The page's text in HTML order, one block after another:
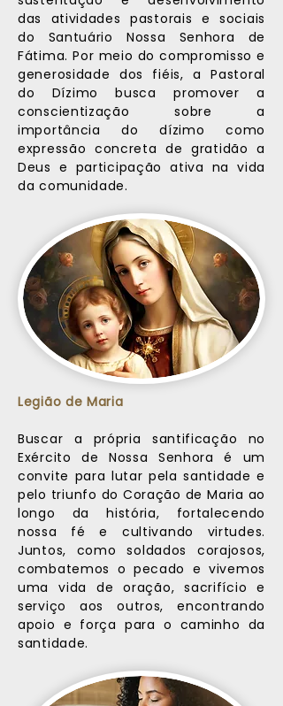
das atividades pastorais e sociais
do Santuário Nossa Senhora de
Fátima. Por meio do compromisso e
generosidade dos fiéis, a Pastoral
do Dízimo busca promover a
conscientização sobre a
importância do dízimo como
expressão concreta de gratidão a
Deus e participação ativa na vida
da comunidade.
Legião de Maria
Buscar a própria santificação no
Exército de Nossa Senhora é um
convite para lutar pela santidade e
pelo triunfo do Coração de Maria ao
longo da história, fortalecendo
nossa fé e cultivando virtudes.
Juntos, como soldados corajosos,
combatemos o pecado e vivemos
uma vida de oração, sacrifício e
serviço aos outros, encontrando
apoio e força para o caminho da
santidade.